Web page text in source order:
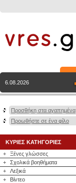
6.08.2026
Προσθήκη στα αγαπημένα
Προωθήστε σε ένα φίλο
ΚΥΡΙΕΣ ΚΑΤΗΓΟΡΙΕΣ
+
Ξένες γλώσσες
+
Σχολικά βοηθήματα
+
Λεξικά
+
Βίντεο